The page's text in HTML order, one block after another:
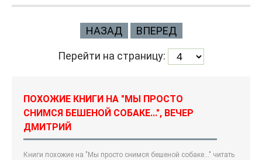
НАЗАД ВПЕРЕД
Перейти на страницу:
ПОХОЖИЕ КНИГИ НА "МЫ ПРОСТО
СНИМСЯ БЕШЕНОЙ СОБАКЕ...", ВЕЧЕР
ДМИТРИЙ
Книги похожие на "Мы просто снимся бешеной собаке..." читать